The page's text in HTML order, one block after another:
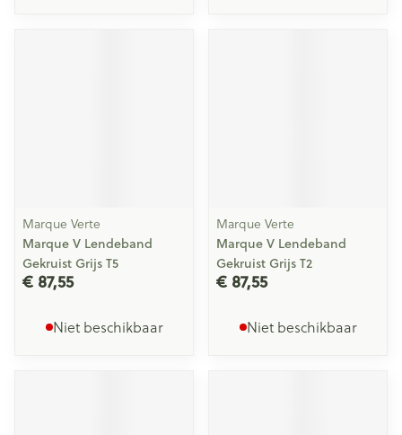
Marque Verte
Marque V Lendeband
Gekruist Grijs T5
€ 87,55
Niet beschikbaar
Marque Verte
Marque V Lendeband
Gekruist Grijs T2
€ 87,55
Niet beschikbaar